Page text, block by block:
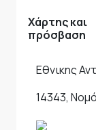
Χάρτης και
πρόσβαση
Εθνικης
14343,